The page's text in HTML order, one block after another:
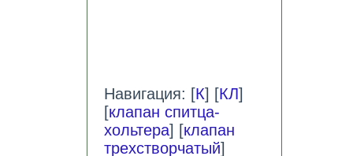
Навигация: [К] [КЛ]
[клапан спитца-
хольтера] [клапан
трехстворчатый]